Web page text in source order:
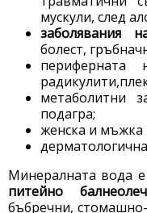
мускули, след
заболявания
болест,
периферната
метаболитни
подагра;
женска и мъжка
Минералната вода
питейно
бъбречни,